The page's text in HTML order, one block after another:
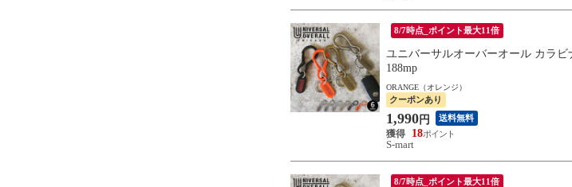
8/7時点_ポイント最大11倍
ユニバーサルオーバーオール カラ
188mp
ORANGE（オレンジ）
クーポンあり
1,990 円 送料無料
18
S-mart
8/7時点_ポイント最大11倍